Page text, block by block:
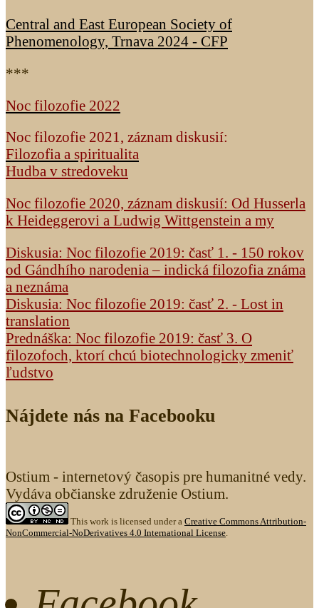
Central and East European Society of
Phenomenology, Trnava 2024 - CFP
***
Noc filozofie 2022
Noc filozofie 2021, záznam diskusií:
Filozofia a spiritualita
Hudba v stredoveku
Noc filozofie 2020, záznam diskusií: Od Husserla
k Heideggerovi a Ludwig Wittgenstein a my
Diskusia: Noc filozofie 2019: časť 1. - 150 rokov
od Gándhího narodenia – indická filozofia známa
a neznáma
Diskusia: Noc filozofie 2019: časť 2. - Lost in
translation
Prednáška: Noc filozofie 2019: časť 3. O
filozofoch, ktorí chcú biotechnologicky zmeniť
ľudstvo
Nájdete nás na Facebooku
Ostium - internetový časopis pre humanitné vedy.
Vydáva občianske združenie Ostium.
This work is licensed under a Creative Commons Attribution-
NonCommercial-NoDerivatives 4.0 International License.